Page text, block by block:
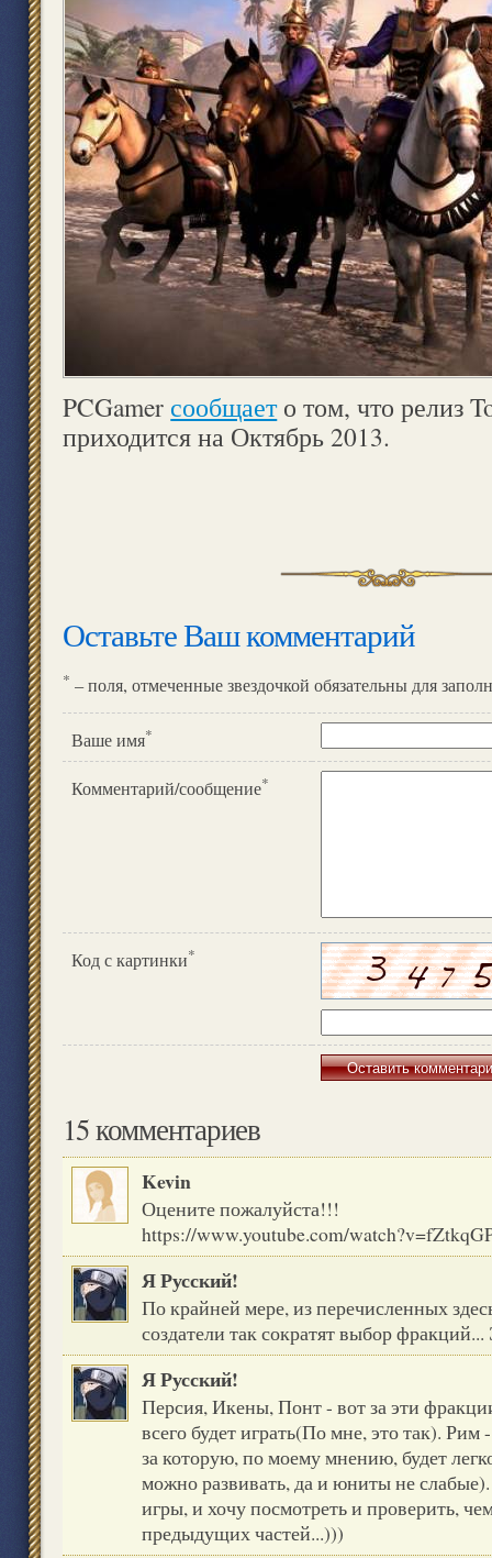
PCGamer сообщаето том, что релиз
приходится на Октябрь 2013.
Оставьте Ваш комментарий
* – поля, отмеченные звездочкой обязательны для
Ваше имя*
Комментарий/сообщение*
Код с картинки*
15 комментариев
Kevin
Оцените пожалуйста!!!
https://www.youtube.com/
Я Русский!
По крайней мере, из перечисленных
создатели так сократят выбор
Я Русский!
Персия, Икены, Понт - вот за эти
всего будет играть(По мне, это так). Рим
за которую, по моему мнению, будет
можно развивать, да и юниты не
игры, и хочу посмотреть и проверить,
предыдущих частей...)))